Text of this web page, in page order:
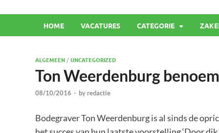
HOME VACATURES CATEGORIE
ALGEMEEN /UNCATEGORIZED
Ton Weerdenburg
08/10/2016 - by redactie
Bodegraver Ton Weerdenburg is al sinds de